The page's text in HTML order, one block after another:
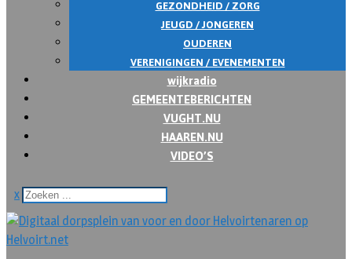
GEZONDHEID / ZORG
JEUGD / JONGEREN
OUDEREN
VERENIGINGEN / EVENEMENTEN
wijkradio
GEMEENTEBERICHTEN
VUGHT.NU
HAAREN.NU
VIDEO’S
x